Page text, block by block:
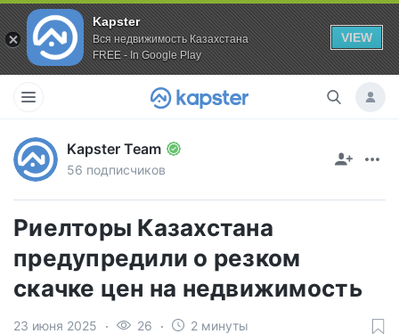
Kapster
Вся недвижимость Казахстана
FREE - In Google Play
VIEW
Kapster Team
56 подписчиков
Риелторы Казахстана
предупредили о резком
скачке цен на недвижимость
23 июня 2025 26 2 минуты